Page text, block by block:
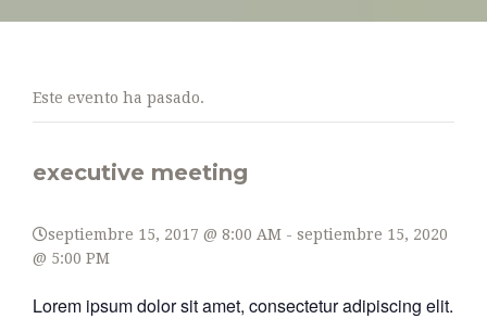
Este evento ha pasado.
executive meeting
septiembre 15, 2017 @ 8:00 AM - septiembre 15, 2020
@ 5:00 PM
Lorem ipsum dolor sit amet, consectetur adipiscing elit.